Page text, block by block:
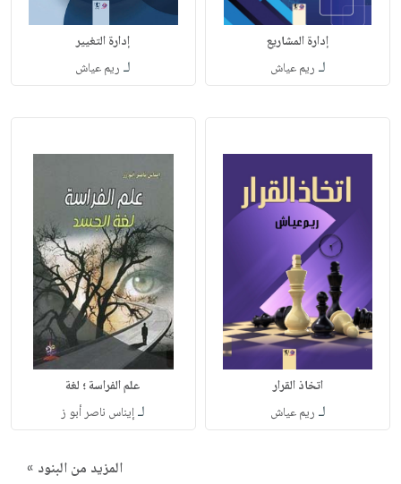
إدارة المشاريع
لـ ريم عياش
إدارة التغيير
لـ ريم عياش
اتخاذ القرار
لـ ريم عياش
علم الفراسة ؛ لغة
لـإيناس ناصر أبو ز
المزيد من البنود »